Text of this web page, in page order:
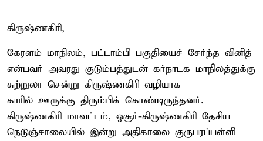
கிருஷ்ணகிரி,
கேரளம் மாநிலம், பட்டாம்பி பகுதியைச் சேர்ந்த வினித்
என்பவர் அவரது குடும்பத்துடன் கர்நாடக மாநிலத்துக்கு
சுற்றுலா சென்று கிருஷ்ணகிரி வழியாக
காரில் ஊருக்கு திரும்பிக் கொண்டிருந்தனர்.
கிருஷ்ணகிரி மாவட்டம், ஓசூர்-கிருஷ்ணகிரி தேசிய
நெடுஞ்சாலையில் இன்று அதிகாலை குருபரப்பள்ளி